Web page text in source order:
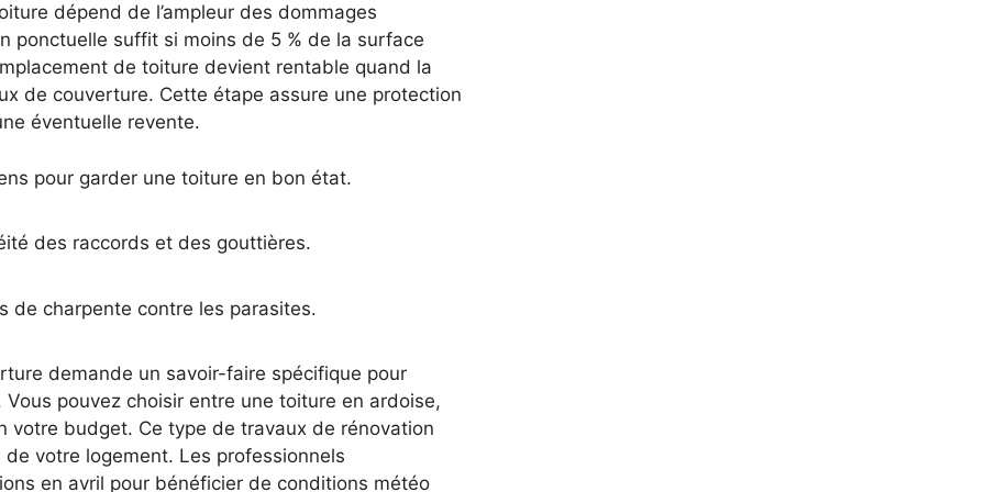
dépend de l’ampleur des dommages
ponctuelle suffit si moins de 5 % de la surface
de toiture devient rentable quand la
de couverture. Cette étape assure une protection
éventuelle revente.
pour garder une toiture en bon état.
des raccords et des gouttières.
de charpente contre les parasites.
demande un savoir-faire spécifique pour
pouvez choisir entre une toiture en ardoise,
votre budget. Ce type de travaux de rénovation
votre logement. Les professionnels
en avril pour bénéficier de conditions météo